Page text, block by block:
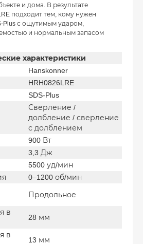
и дома. В результате
подходит тем, кому нужен
Plus с ощутимым ударом,
и нормальным запасом
характеристики
Hanskonner
HRH0826LRE
SDS-Plus
Сверление /
долбление / сверление
с долблением
900 Вт
3,3 Дж
5500 уд/мин
0–1200 об/мин
Продольное
в
28 мм
в
13 мм